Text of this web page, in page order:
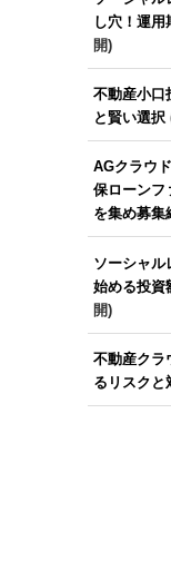
し穴！運用
開)
不動産小口
と賢い選択
AGクラウ
保ローンフ
を集め募集
ソーシャル
始める投資
開)
不動産クラ
るリスクと